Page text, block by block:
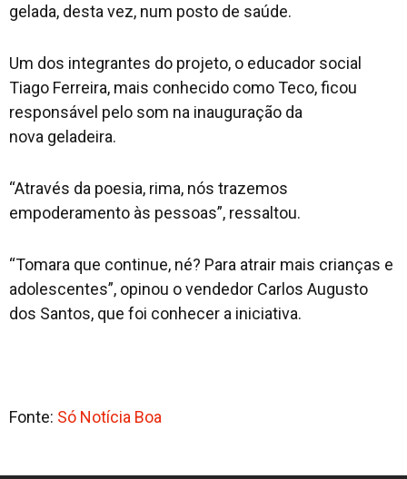
gelada, desta vez, num posto de saúde.
Um dos integrantes do projeto, o educador social
Tiago Ferreira, mais conhecido como Teco, ficou
responsável pelo som na inauguração da
nova geladeira.
“Através da poesia, rima, nós trazemos
empoderamento às pessoas”, ressaltou.
“Tomara que continue, né? Para atrair mais crianças e
adolescentes”, opinou o vendedor Carlos Augusto
dos Santos, que foi conhecer a iniciativa.
Fonte: Só Notícia Boa